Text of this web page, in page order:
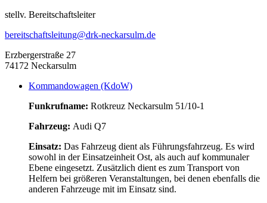
stellv. Bereitschaftsleiter
bereitschaftsleitung@drk-neckarsulm.de
Erzbergerstraße 27
74172 Neckarsulm
Kommandowagen (KdoW)
Funkrufname: Rotkreuz Neckarsulm 51/10-1
Fahrzeug: Audi Q7
Einsatz: Das Fahrzeug dient als Führungsfahrzeug. Es wird
sowohl in der Einsatzeinheit Ost, als auch auf kommunaler
Ebene eingesetzt. Zusätzlich dient es zum Transport von
Helfern bei größeren Veranstaltungen, bei denen ebenfalls die
anderen Fahrzeuge mit im Einsatz sind.